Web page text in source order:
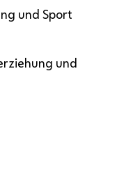
und Sport
und